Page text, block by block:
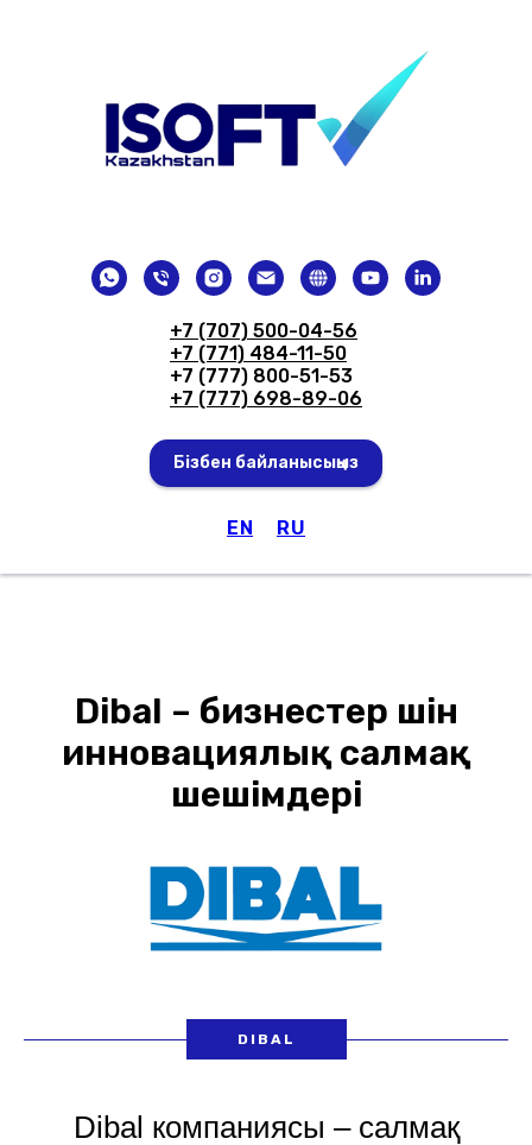
+7 (707) 500-04-56
+7 (771) 484-11-50
+7 (777) 800-51-53
+7 (777) 698-89-06
Бізбен байланысыңыз
EN RU
Dibal – бизнестер үшін
инновациялық салмақ
шешімдері
DIBAL
Dibal компаниясы – салмақ